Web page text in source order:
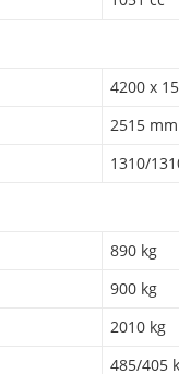
4200 x
2515 mm
1310/
890 kg
900 kg
2010 kg
485/405